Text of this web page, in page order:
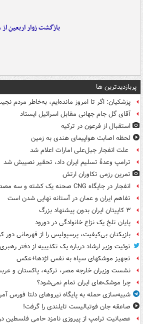
بازگشت زوار اربعین
پربازدیدترین ها
پزشکیان: اگر تا امروز مانده‌ایم، به‌خاطر مردم
آقای گل جام جهانی مقابل اسرائیل ایستاد
استقبال از فرعون در ترکیه
لحظه اصابت هواپیمای هندی به زمین
علت انفجار جبل‌علی امارات اعلام شد
ترامپ وعدۀ تسلیم ایران داد، تحقیر نصیبش شد
تمرین رزمی تکاوران ارتش
انفجار در جایگاه CNG صحنه یک کشته و سه مصدوم برجا گذاشت
تفاهم ایران و عمان در آستانه نهایی شدن است
۳ کاپیتان ایران بدون پیشنهاد بزرگ
پایان تلخ یک نزاع خانوادگی در دورود
بازیکنان بی‌کیفیت، پرسپولیس را از قهرمانی دور
توئیت وزیر ارشاد درباره یک تکذیبیه از دفتر رهبری
تجهیز موشکهای سپاه به نفس اژدها+عکس
نشست وزیران خارجه مصر، ترکیه، پاکستان و
چرا موشک‌های ایران تمام نمی‌شود؟
شبیه‌سازی حمله به پایگاه نیروهای دلتا فورس
صاعقه جان فوتبالیست تایلندی را گرفت!
عصبانیت ترامپ از پیروزی نامزد حامی فلسطین